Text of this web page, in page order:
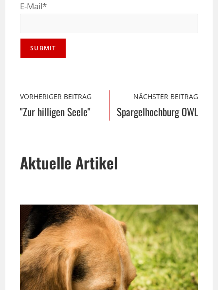
E-Mail*
VORHERIGER BEITRAG
"Zur hilligen Seele"
NÄCHSTER BEITRAG
Spargelhochburg OWL
Aktuelle Artikel